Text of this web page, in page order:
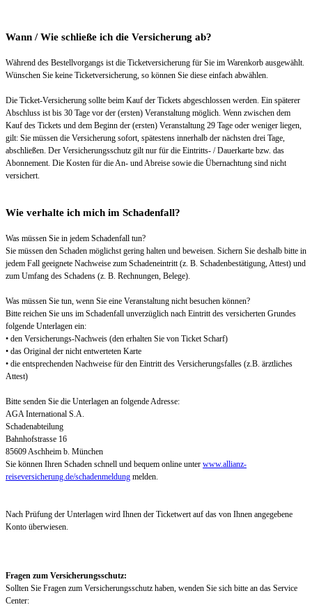
Wann / Wie schließe ich die Versicherung ab?
Während des Bestellvorgangs ist die Ticketversicherung für Sie im Warenkorb ausgewählt.
Wünschen Sie keine Ticketversicherung, so können Sie diese einfach abwählen.
Die Ticket-Versicherung sollte beim Kauf der Tickets abgeschlossen werden. Ein späterer
Abschluss ist bis 30 Tage vor der (ersten) Veranstaltung möglich. Wenn zwischen dem
Kauf des Tickets und dem Beginn der (ersten) Veranstaltung 29 Tage oder weniger liegen,
gilt: Sie müssen die Versicherung sofort, spätestens innerhalb der nächsten drei Tage,
abschließen. Der Versicherungsschutz gilt nur für die Eintritts- / Dauerkarte bzw. das
Abonnement. Die Kosten für die An- und Abreise sowie die Übernachtung sind nicht
versichert.
Wie verhalte ich mich im Schadenfall?
Was müssen Sie in jedem Schadenfall tun?
Sie müssen den Schaden möglichst gering halten und beweisen. Sichern Sie deshalb bitte in
jedem Fall geeignete Nachweise zum Schadeneintritt (z. B. Schadenbestätigung, Attest) und
zum Umfang des Schadens (z. B. Rechnungen, Belege).
Was müssen Sie tun, wenn Sie eine Veranstaltung nicht besuchen können?
Bitte reichen Sie uns im Schadenfall unverzüglich nach Eintritt des versicherten Grundes
folgende Unterlagen ein:
• den Versicherungs-Nachweis (den erhalten Sie von Ticket Scharf)
• das Original der nicht entwerteten Karte
• die entsprechenden Nachweise für den Eintritt des Versicherungsfalles (z.B. ärztliches
Attest)
Bitte senden Sie die Unterlagen an folgende Adresse:
AGA International S.A.
Schadenabteilung
Bahnhofstrasse 16
85609 Aschheim b. München
Sie können Ihren Schaden schnell und bequem online unter www.allianz-
reiseversicherung.de/schadenmeldung melden.
Nach Prüfung der Unterlagen wird Ihnen der Ticketwert auf das von Ihnen angegebene
Konto überwiesen.
Fragen zum Versicherungsschutz:
Sollten Sie Fragen zum Versicherungsschutz haben, wenden Sie sich bitte an das Service
Center: